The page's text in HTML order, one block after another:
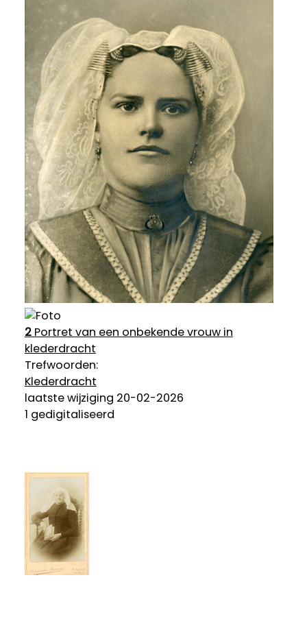
2Portret van een onbekende vrouw in
klederdracht
Trefwoorden:
Klederdracht
laatste wijziging 20-02-2026
1 gedigitaliseerd